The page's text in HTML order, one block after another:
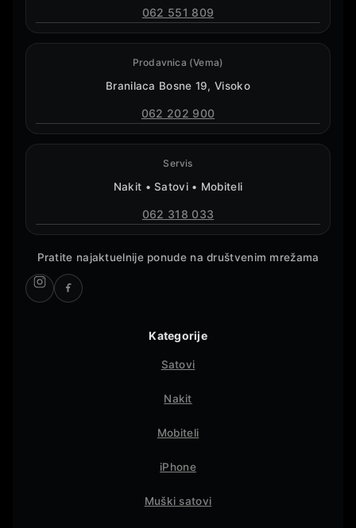
062 551 809
Prodavnica (Vema)
Branilaca Bosne 19, Visoko
062 202 900
Servis
Nakit • Satovi • Mobiteli
062 318 033
Pratite najaktuelnije ponude na društvenim mrežama
Kategorije
Satovi
Nakit
Mobiteli
iPhone
Muški satovi